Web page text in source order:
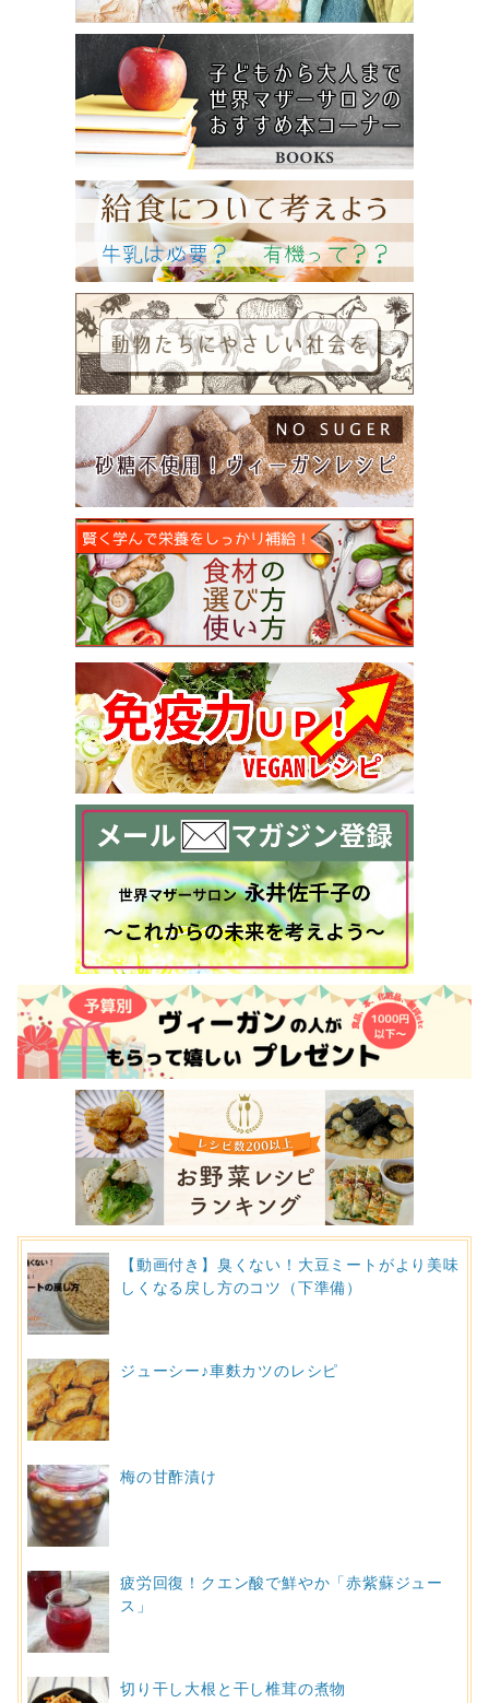
【動画付き】臭くない！大豆ミートがより美味
しくなる戻し方のコツ（下準備）
ジューシー♪車麩カツのレシピ
梅の甘酢漬け
疲労回復！クエン酸で鮮やか「赤紫蘇ジュー
ス」
切り干し大根と干し椎茸の煮物